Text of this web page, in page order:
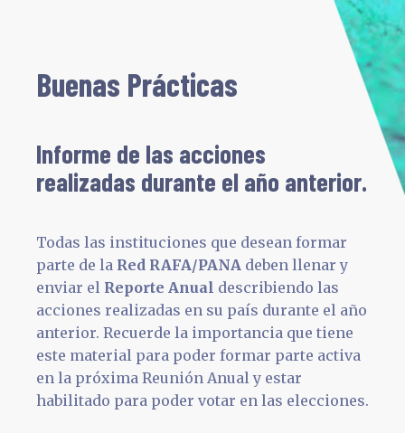
Buenas Prácticas
Informe de las acciones
realizadas durante el año anterior.
Todas las instituciones que desean formar
parte de la Red RAFA/PANA deben llenar y
enviar el Reporte Anual describiendo las
acciones realizadas en su país durante el año
anterior. Recuerde la importancia que tiene
este material para poder formar parte activa
en la próxima Reunión Anual y estar
habilitado para poder votar en las elecciones.